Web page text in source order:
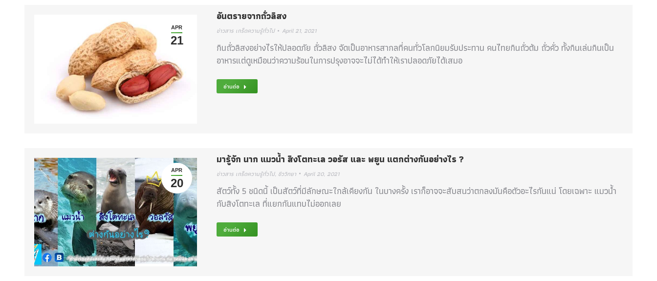
APR
21
อันตรายจากถั่วลิสง
ข่าวสาร เกร็ดความรู้ทั่วไป April 21, 2021
กินถั่วลิสงอย่างไรให้ปลอดภัย ถั่วลิสง จัดเป็นอาหารสากลที่คนทั่วโลกนิยมรับประทาน คนไทยกินถั่วต้ม ถั่วคั่ว ทั้งกินเล่นกินเป็น
อาหารแต่ดูเหมือนว่าความร้อนในการปรุงอาจจะไม่ได้ทำให้เราปลอดภัยได้เสมอ
อ่านต่อ
APR
20
มารู้จัก นาก แมวน้ำ สิงโตทะเล วอรัส และ พยูน แตกต่างกันอย่างไร ?
ข่าวสาร เกร็ดความรู้ทั่วไป, ชีววิทยา April 20, 2021
สัตว์ทั้ง 5 ชนิดนี้ เป็นสัตว์ที่มีลักษณะใกล้เคียงกัน ในบางครั้ง เราก็อาจจะสับสนว่าตกลงมันคือตัวอะไรกันแน่ โดยเฉพาะ แมวน้ำ
กับสิงโตทะเล ที่แยกกันแทบไม่ออกเลย
อ่านต่อ